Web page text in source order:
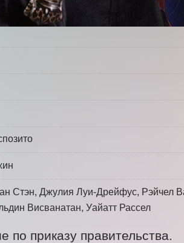
Стэн, Джулия Луи-Дрейфус, Рэйчел
Висванатан, Уайатт Рассел
по приказу правительства.